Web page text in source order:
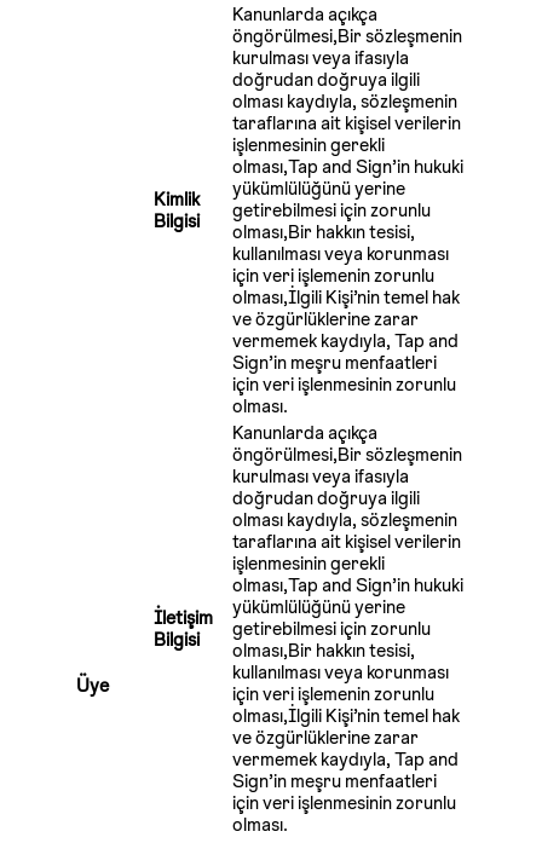
Üye
Kimlik
Bilgisi
Kanunlarda açıkça
öngörülmesi,Bir sözleşmenin
kurulması veya ifasıyla
doğrudan doğruya ilgili
olması kaydıyla, sözleşmenin
taraflarına ait kişisel verilerin
işlenmesinin gerekli
olması,Tap and Sign’in hukuki
yükümlülüğünü yerine
getirebilmesi için zorunlu
olması,Bir hakkın tesisi,
kullanılması veya korunması
için veri işlemenin zorunlu
olması,İlgili Kişi’nin temel hak
ve özgürlüklerine zarar
vermemek kaydıyla, Tap and
Sign’in meşru menfaatleri
için veri işlenmesinin zorunlu
olması.
İletişim
Bilgisi
Kanunlarda açıkça
öngörülmesi,Bir sözleşmenin
kurulması veya ifasıyla
doğrudan doğruya ilgili
olması kaydıyla, sözleşmenin
taraflarına ait kişisel verilerin
işlenmesinin gerekli
olması,Tap and Sign’in hukuki
yükümlülüğünü yerine
getirebilmesi için zorunlu
olması,Bir hakkın tesisi,
kullanılması veya korunması
için veri işlemenin zorunlu
olması,İlgili Kişi’nin temel hak
ve özgürlüklerine zarar
vermemek kaydıyla, Tap and
Sign’in meşru menfaatleri
için veri işlenmesinin zorunlu
olması.